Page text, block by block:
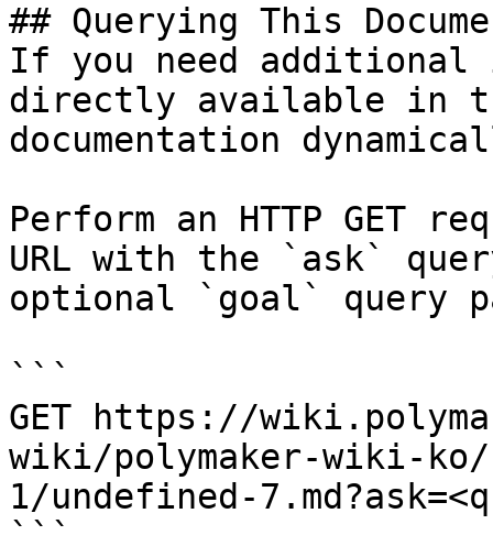
## Querying This
If you need
directly available in
documentation
Perform an HTTP GET
URL with the `ask`
optional `goal` query
```
GET https://
wiki/polymaker-wiki-
1/undefined-
```